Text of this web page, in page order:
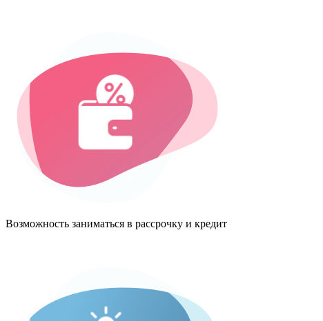
Возможность заниматься в рассрочку и кредит